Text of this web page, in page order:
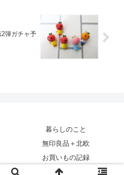
2弾ガチャ予
暮らしのこと
無印良品＋北欧
お買いもの記録